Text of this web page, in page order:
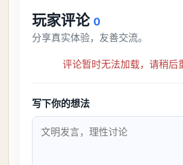
玩家评论 0
分享真实体验，友善交流。
评论暂时无法加载，请稍后
写下你的想法